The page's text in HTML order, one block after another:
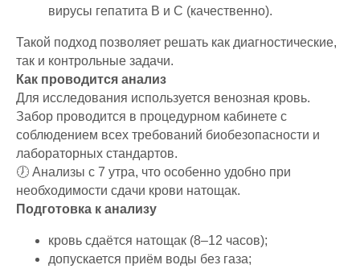
вирусы гепатита B и C (качественно).
Такой подход позволяет решать как диагностические,
так и контрольные задачи.
Как проводится анализ
Для исследования используется венозная кровь.
Забор проводится в процедурном кабинете с
соблюдением всех требований биобезопасности и
лабораторных стандартов.
🕖 Анализы с 7 утра, что особенно удобно при
необходимости сдачи крови натощак.
Подготовка к анализу
кровь сдаётся натощак (8–12 часов);
допускается приём воды без газа;